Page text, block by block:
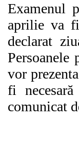
Examenul
aprilie va
declarat
vor
fi
comunicat